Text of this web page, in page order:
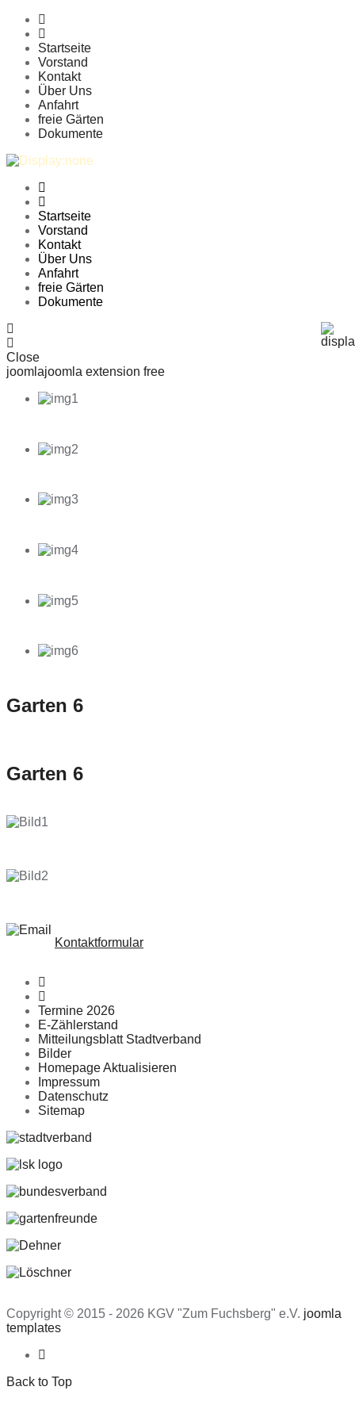
Startseite
Vorstand
Kontakt
Über Uns
Anfahrt
freie Gärten
Dokumente
Startseite
Vorstand
Kontakt
Über Uns
Anfahrt
freie Gärten
Dokumente
Close
joomlajoomla extension free
Garten 6
Garten 6
Kontaktformular
Termine 2026
E-Zählerstand
Mitteilungsblatt Stadtverband
Bilder
Homepage Aktualisieren
Impressum
Datenschutz
Sitemap
Copyright © 2015 - 2026 KGV "Zum Fuchsberg" e.V. joomla
templates
Back to Top